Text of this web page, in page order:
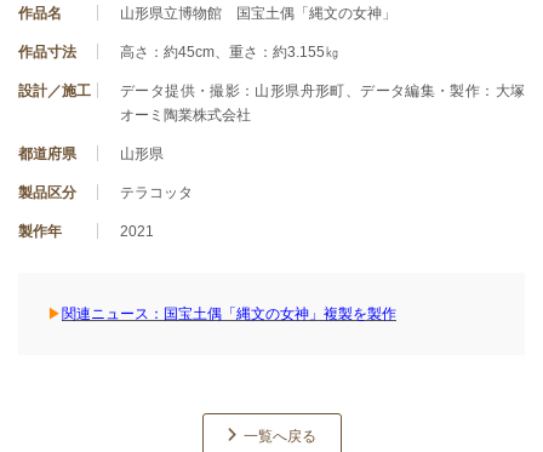
作品名 山形県立博物館 国宝土偶「縄文の女神」
作品寸法 高さ：約45cm、重さ：約3.155㎏
設計／施工
データ提供・撮影：山形県舟形町、データ編集・製作：大塚
オーミ陶業株式会社
都道府県 山形県
製品区分 テラコッタ
製作年 2021
▶関連ニュース：国宝土偶「縄文の女神」複製を製作
一覧へ戻る